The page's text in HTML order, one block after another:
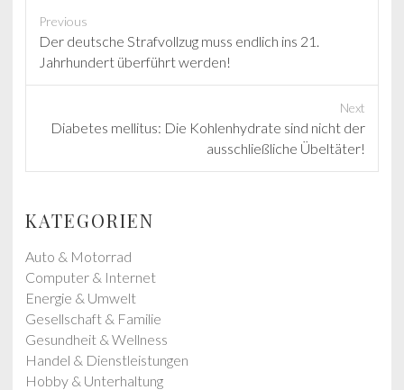
Previous
P
r
e
o
s
Der deutsche Strafvollzug muss endlich ins 21.
Jahrhundert überführt werden!
Next
x
p
o
s
t
:
Diabetes mellitus: Die Kohlenhydrate sind nicht der
ausschließliche Übeltäter!
KATEGORIEN
Auto & Motorrad
Computer & Internet
Energie & Umwelt
Gesellschaft & Familie
Gesundheit & Wellness
Handel & Dienstleistungen
Hobby & Unterhaltung